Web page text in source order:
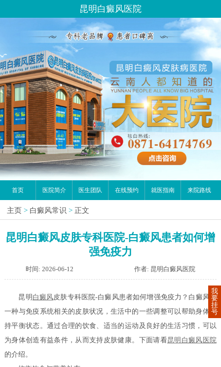
昆明白癜风医院
首页 医院简介 医生团队 在线预约 就医指南 来院路线
主页 > 白癜风常识 > 正文
昆明白癜风皮肤专科医院-白癜风患者如何增
强免疫力
时间: 2026-06-12 作者: 昆明白癜风医院
昆明 白癜风皮肤专科医院-白癜风患者如何增强免疫力？白癜风是
一种与免疫系统相关的皮肤状况，生活中的一些调整可以帮助身体维
持平衡状态。通过合理的饮食、适当的运动及良好的生活习惯，可以
为身体创造有益条件，从而支持皮肤健康。下面请看昆明白癜风医院
的介绍。
我
要
挂
号